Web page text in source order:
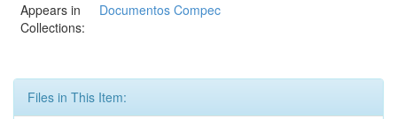
Appears in
Collections:
Documentos Compec
Files in This Item: